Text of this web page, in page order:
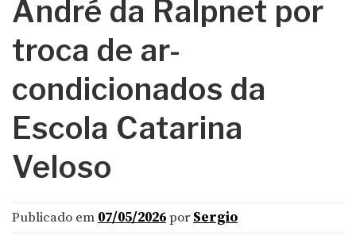
André da Ralpnet por
troca de ar-
condicionados da
Escola Catarina
Veloso
Publicado em 07/05/2026por Sergio